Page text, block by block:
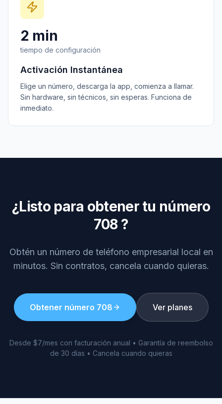
2 min
tiempo de configuración
Activación Instantánea
Elige un número, descarga la app, comienza a llamar.
Sin hardware, sin técnicos, sin esperas. Funciona de
inmediato.
¿Listo para obtener tu número
708 ?
Obtén un número de teléfono empresarial local en
minutos. Sin contratos, cancela cuando quieras.
Obtener número 708 Ver planes
Desde $7/mes con facturación anual • Garantía de reembolso
de 30 días • Cancela cuando quieras